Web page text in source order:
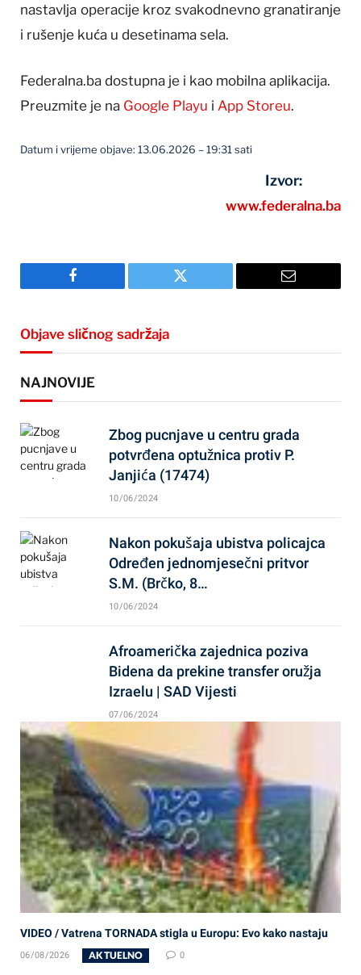
nastavlja operacije kroz svakodnevno granatiranje
i rušenje kuća u desetinama sela.
Federalna.ba dostupna je i kao mobilna aplikacija.
Preuzmite je na Google Playu i App Storeu.
Datum i vrijeme objave: 13.06.2026 – 19:31 sati
Izvor:
www.federalna.ba
Facebook Twitter Email
Objave sličnog sadržaja
NAJNOVIJE
Zbog pucnjave u centru grada
potvrđena optužnica protiv P.
Janjića (17474)
10/06/2024
Nakon pokušaja ubistva policajca
Određen jednomjesečni pritvor
S.M. (Brčko, 8…
10/06/2024
Afroamerička zajednica poziva
Bidena da prekine transfer oružja
Izraelu | SAD Vijesti
07/06/2024
VIDEO / Vatrena TORNADA stigla u Europu: Evo kako nastaju
06/08/2026 AKTUELNO 0